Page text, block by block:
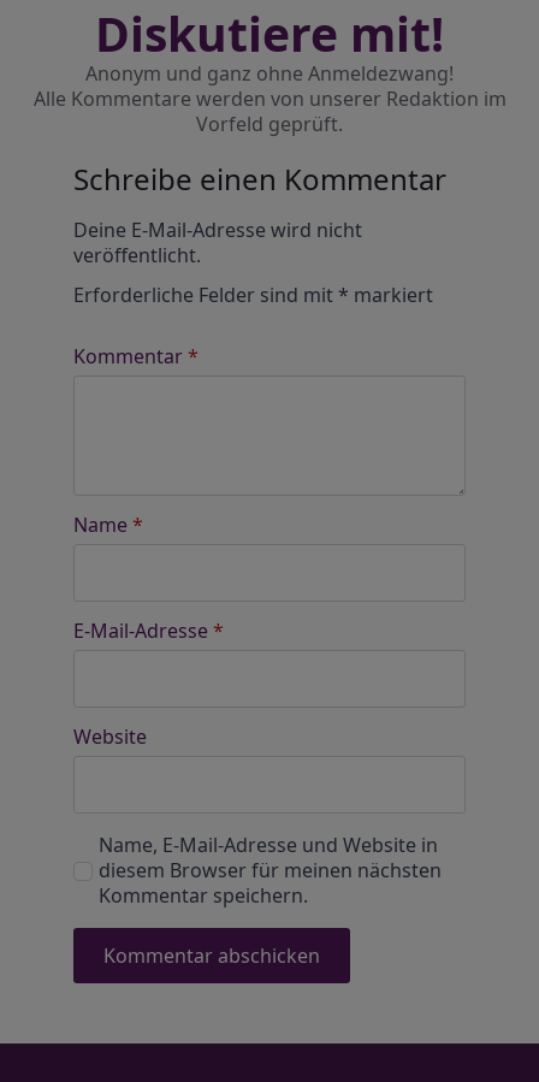
Diskutiere mit!
Anonym und ganz ohne Anmeldezwang!
Alle Kommentare werden von unserer Redaktion im
Vorfeld geprüft.
Schreibe einen Kommentar
Deine E-Mail-Adresse wird nicht
veröffentlicht.
Erforderliche Felder sind mit* markiert
Kommentar*
Name *
E-Mail-Adresse *
Website
Name, E-Mail-Adresse und Website in
diesem Browser für meinen nächsten
Kommentar speichern.